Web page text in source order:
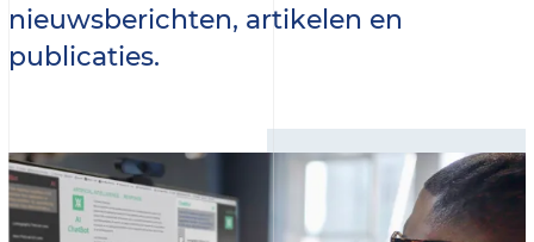
nieuwsberichten, artikelen en
publicaties.